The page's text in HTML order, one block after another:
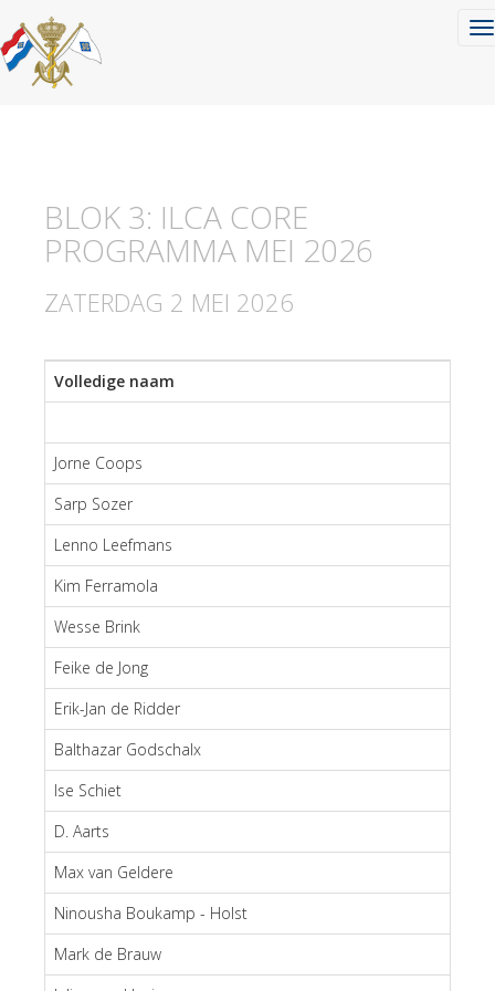
BLOK 3: ILCA CORE
PROGRAMMA MEI 2026
ZATERDAG 2 MEI 2026
Volledige naam
Jorne Coops
Sarp Sozer
Lenno Leefmans
Kim Ferramola
Wesse Brink
Feike de Jong
Erik-Jan de Ridder
Balthazar Godschalx
Ise Schiet
D. Aarts
Max van Geldere
Ninousha Boukamp - Holst
Mark de Brauw